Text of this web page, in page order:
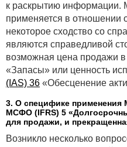
к раскрытию
применяется в отношении
некоторое сходство со
являются справедливой
возможная цена продажи
«Запасы» или ценность
(IAS) 36 «Обесценение
3. О специфике
МСФО (IFRS) 5
для продажи, и
Возникло несколько